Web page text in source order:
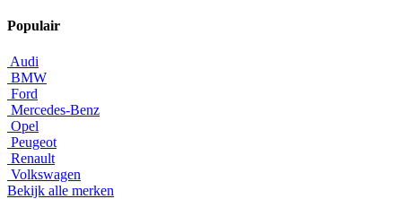
Populair
Audi
BMW
Ford
Mercedes-Benz
Opel
Peugeot
Renault
Volkswagen
Bekijk alle merken